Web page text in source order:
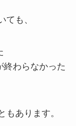
ても、
終わらなかった
もあります。